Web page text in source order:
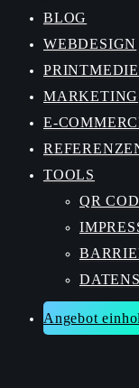
BLOG
WEBDESIGN
MARKETING
E-
TOOLS
QR
Angebot